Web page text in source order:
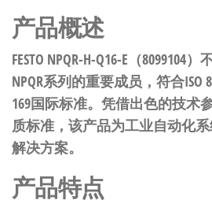
产品概述
FESTO NPQR-H-Q16-E（8099104
NPQR系列的重要成员，符合ISO
169国际标准。凭借出色的技术
质标准，该产品为工业自动化
解决方案。
产品特点